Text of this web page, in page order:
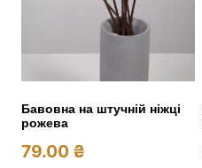
Бавовна на штучній ніжці
рожева
79.00 ₴